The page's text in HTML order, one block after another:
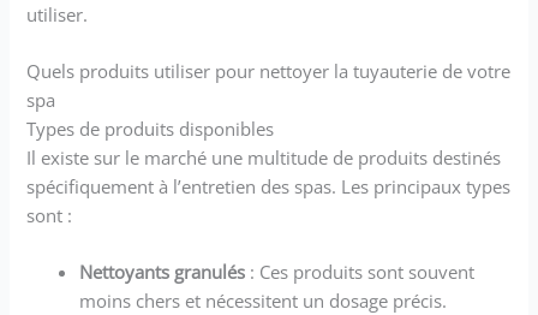
utiliser.
Quels produits utiliser pour nettoyer la tuyauterie de votre
spa
Types de produits disponibles
Il existe sur le marché une multitude de produits destinés
spécifiquement à l’entretien des spas. Les principaux types
sont :
Nettoyants granulés : Ces produits sont souvent
moins chers et nécessitent un dosage précis.